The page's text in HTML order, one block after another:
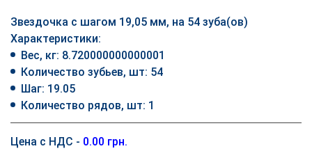
Звездочка с шагом 19,05 мм, на 54 зуба(ов)
Характеристики:
Вес, кг: 8.720000000000001
Количество зубьев, шт: 54
Шаг: 19.05
Количество рядов, шт: 1
Цена с НДС - 0.00 грн.